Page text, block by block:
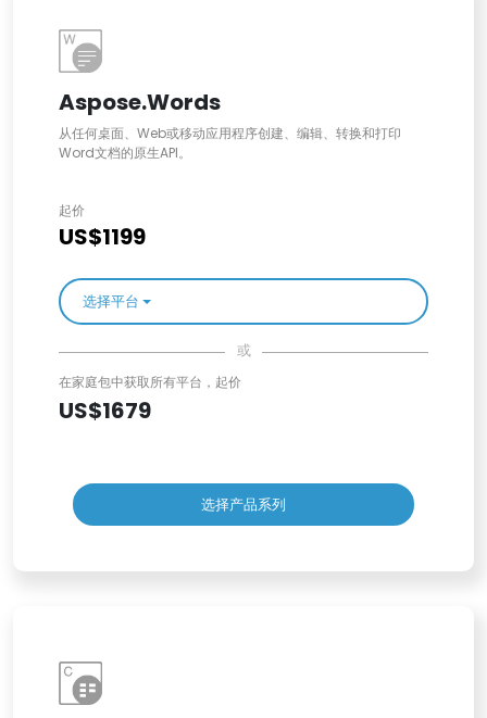
Aspose.Words
从任何桌面、Web或移动应用程序创建、编辑、转换和打印
Word文档的原生API。
起价
US$1199
选择平台
或
在家庭包中获取所有平台，起价
US$1679
选择产品系列